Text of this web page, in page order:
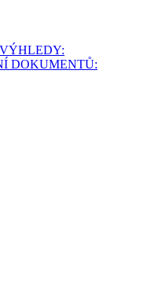
DOKUMENTŮ: